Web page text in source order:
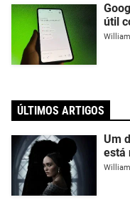
útil
ÚLTIMOS ARTIGOS
Um
está